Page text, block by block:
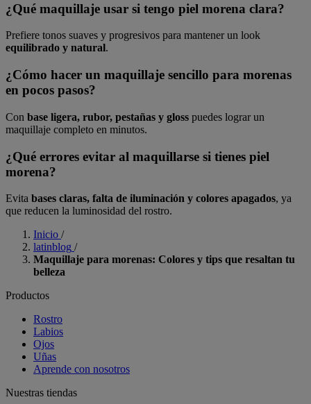
¿Qué maquillaje usar si tengo piel morena clara?
Prefiere tonos suaves y progresivos para mantener un look
equilibrado y natural.
¿Cómo hacer un maquillaje sencillo para morenas
en pocos pasos?
Con base ligera, rubor, pestañas y gloss puedes lograr un
maquillaje completo en minutos.
¿Qué errores evitar al maquillarse si tienes piel
morena?
Evita bases claras, falta de iluminación y colores apagados, ya
que reducen la luminosidad del rostro.
Inicio /
latinblog /
Maquillaje para morenas: Colores y tips que resaltan tu
belleza
Productos
Rostro
Labios
Ojos
Uñas
Aprende con nosotros
Nuestras tiendas